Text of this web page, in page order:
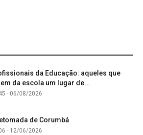
da Educação: aqueles que
da escola um lugar de...
- 06/08/2026
de Corumbá
- 12/06/2026